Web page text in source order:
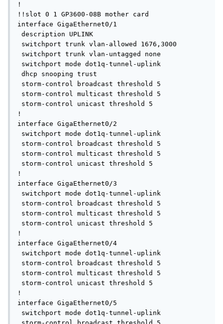
!
!!slot 0 1 GP3600-08B mother card
interface GigaEthernet0/1
description UPLINK
switchport trunk vlan-allowed 1676,3000
switchport trunk vlan-untagged none
switchport mode dot1q-tunnel-uplink
dhcp snooping trust
storm-control broadcast threshold 5
storm-control multicast threshold 5
storm-control unicast threshold 5
!
interface GigaEthernet0/2
switchport mode dot1q-tunnel-uplink
storm-control broadcast threshold 5
storm-control multicast threshold 5
storm-control unicast threshold 5
!
interface GigaEthernet0/3
switchport mode dot1q-tunnel-uplink
storm-control broadcast threshold 5
storm-control multicast threshold 5
storm-control unicast threshold 5
!
interface GigaEthernet0/4
switchport mode dot1q-tunnel-uplink
storm-control broadcast threshold 5
storm-control multicast threshold 5
storm-control unicast threshold 5
!
interface GigaEthernet0/5
switchport mode dot1q-tunnel-uplink